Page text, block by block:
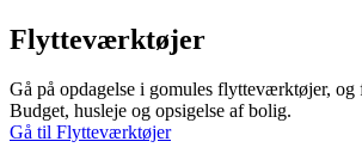
Flytteværktøjer
Gå på opdagelse i gomules flytteværktøjer, og
Budget, husleje og opsigelse af bolig.
Gå til Flytteværktøjer